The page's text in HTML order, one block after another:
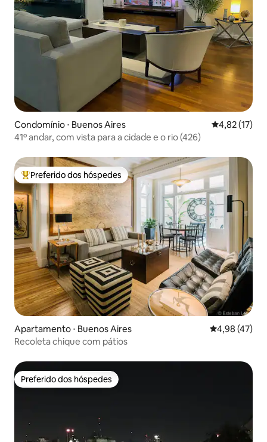
Condomínio ⋅ Buenos Aires 4,82 de uma
4,82 (17)
41º andar, com vista para a cidade e o rio (426)
Entre os melhores preferidos dos hóspedes
Preferido dos hóspedes
Apartamento ⋅ Buenos Aires 4,98 de uma
4,98 (47)
Recoleta chique com pátios
Preferido dos hóspedes
Preferido dos hóspedes